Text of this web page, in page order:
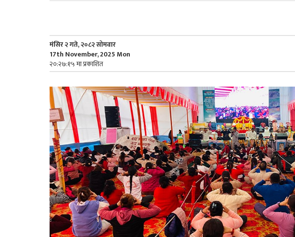
मंसिर २ गते, २०८२ सोमवार
17th November, 2025 Mon
२०:२७:१५ मा प्रकाशित